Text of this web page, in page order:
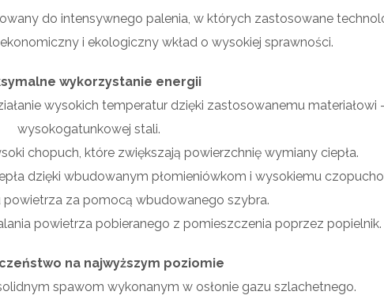
do intensywnego palenia, w których zastosowane
i ekologiczny wkład o wysokiej sprawności.
wykorzystanie energii
wysokich temperatur dzięki zastosowanemu materiałowi
wysokogatunkowej stali.
chopuch, które zwiększają powierzchnię wymiany ciepła.
dzięki wbudowanym płomieniówkom i wysokiemu
powietrza za pomocą wbudowanego szybra.
powietrza pobieranego z pomieszczenia poprzez popielnik.
na najwyższym poziomie
spawom wykonanym w osłonie gazu szlachetnego.